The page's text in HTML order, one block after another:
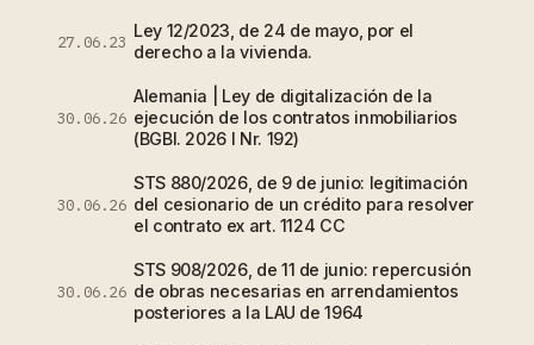
27.06.23
Ley 12/2023, de 24 de mayo, por el
derecho a la vivienda.
30.06.26
Alemania | Ley de digitalización de la
ejecución de los contratos inmobiliarios
(BGBl. 2026 I Nr. 192)
30.06.26
STS 880/2026, de 9 de junio: legitimación
del cesionario de un crédito para resolver
el contrato ex art. 1124 CC
30.06.26
STS 908/2026, de 11 de junio: repercusión
de obras necesarias en arrendamientos
posteriores a la LAU de 1964